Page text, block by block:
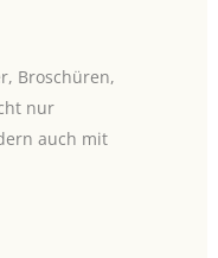
Broschüren,
nur
auch mit